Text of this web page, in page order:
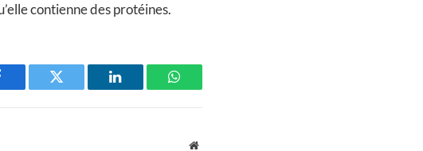
contienne des protéines.
Twitter LinkedIn WhatsApp
Website